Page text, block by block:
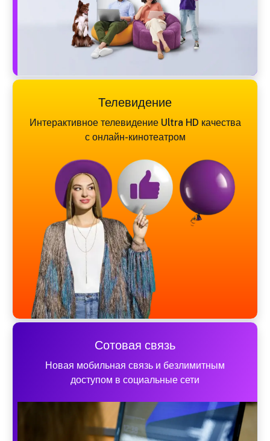
Телевидение
Интерактивное телевидение Ultra HD качества
с онлайн-кинотеатром
Сотовая связь
Новая мобильная связь и безлимитным
доступом в социальные сети